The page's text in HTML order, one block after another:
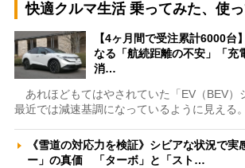
快適クルマ生活 乗ってみた、使
【4ヶ月間で受注累計6000台
なる「航続距離の不安」「充
消…
あれほどもてはやされていた「EV（BEV）
最近では減速基調になっているように見える
《雪道の対応力を検証》シビアな状況で実
ー」の真価 「ターボ」と「スト…